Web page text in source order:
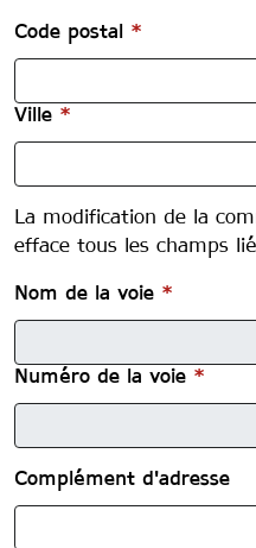
Adresse d'arrivée du
*
Code postal *
Ville *
reset
La modification de la
efface tous les champs
Nom de la voie *
Numéro de la voie *
Complément d'adresse